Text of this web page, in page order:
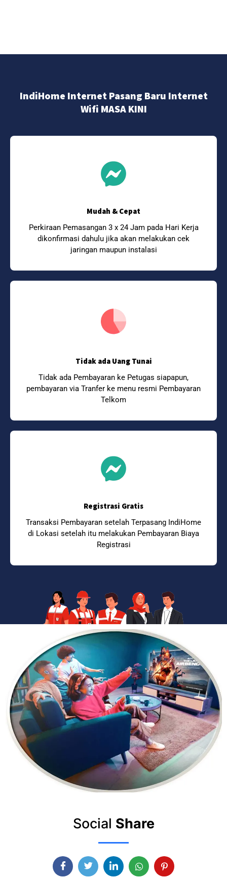
IndiHome Internet Pasang Baru Internet
Wifi MASA KINI
Mudah & Cepat
Perkiraan Pemasangan 3 x 24 Jam pada Hari Kerja
dikonfirmasi dahulu jika akan melakukan cek
jaringan maupun instalasi
Tidak ada Uang Tunai
Tidak ada Pembayaran ke Petugas siapapun,
pembayaran via Tranfer ke menu resmi Pembayaran
Telkom
Registrasi Gratis
Transaksi Pembayaran setelah Terpasang IndiHome
di Lokasi setelah itu melakukan Pembayaran Biaya
Registrasi
Social Share